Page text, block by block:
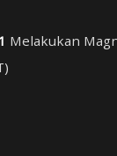
Melakukan